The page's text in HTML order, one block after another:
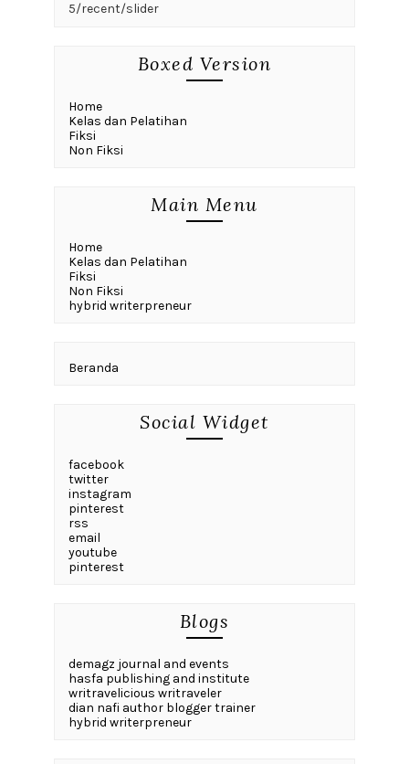
5/recent/slider
Boxed Version
Home
Kelas dan Pelatihan
Fiksi
Non Fiksi
Main Menu
Home
Kelas dan Pelatihan
Fiksi
Non Fiksi
hybrid writerpreneur
Beranda
Social Widget
facebook
twitter
instagram
pinterest
rss
email
youtube
pinterest
Blogs
demagz journal and events
hasfa publishing and institute
writravelicious writraveler
dian nafi author blogger trainer
hybrid writerpreneur